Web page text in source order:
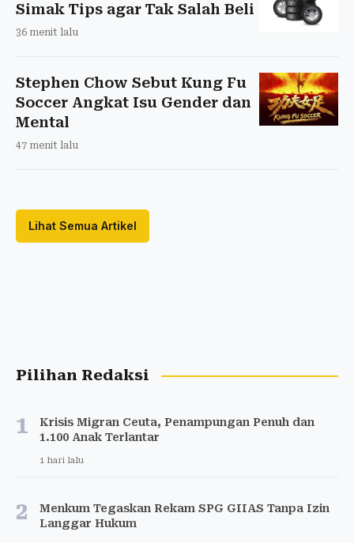
Simak Tips agar Tak Salah Beli
36 menit lalu
Stephen Chow Sebut Kung Fu
Soccer Angkat Isu Gender dan
Mental
47 menit lalu
Lihat Semua Artikel
Pilihan Redaksi
1
Krisis Migran Ceuta, Penampungan Penuh dan
1.100 Anak Terlantar
1 hari lalu
2
Menkum Tegaskan Rekam SPG GIIAS Tanpa Izin
Langgar Hukum